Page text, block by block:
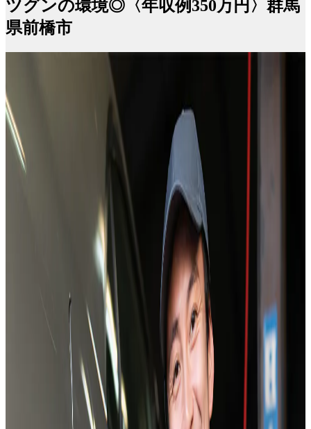
ツグンの環境◎〈年収例350万円〉群馬
県前橋市